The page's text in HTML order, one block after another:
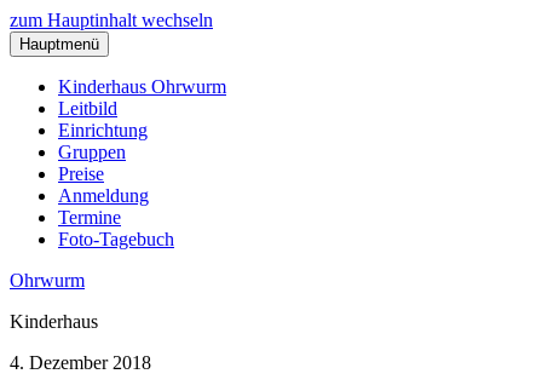
zum Hauptinhalt wechseln
Hauptmenü
Kinderhaus Ohrwurm
Leitbild
Einrichtung
Gruppen
Preise
Anmeldung
Termine
Foto-Tagebuch
Ohrwurm
Kinderhaus
4. Dezember 2018